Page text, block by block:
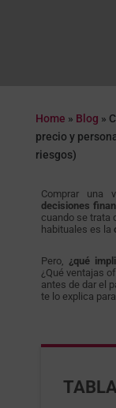
Home » Blog »
precio y
riesgos)
Comprar una
decisiones
cuando se trata
habituales es la
Pero, ¿qué
¿Qué ventajas
antes de dar el
te lo explica